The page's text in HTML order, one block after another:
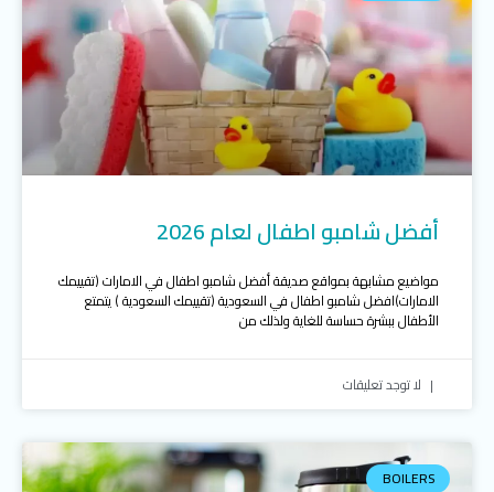
أفضل شامبو اطفال لعام 2026
مواضيع مشابهة بمواقع صديقة أفضل شامبو اطفال في الامارات (تقييمك
الامارات)افضل شامبو اطفال في السعودية (تقييمك السعودية ) يتمتع
الأطفال ببشرة حساسة للغاية ولذلك من
لا توجد تعليقات
BOILERS